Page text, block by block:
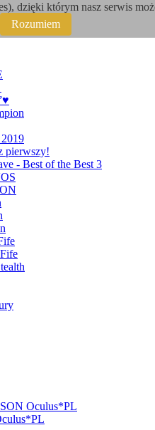
pierwszy!
- Best of the Best 3
Oculus*PL
dzięki którym nasz serwis
Rozumiem